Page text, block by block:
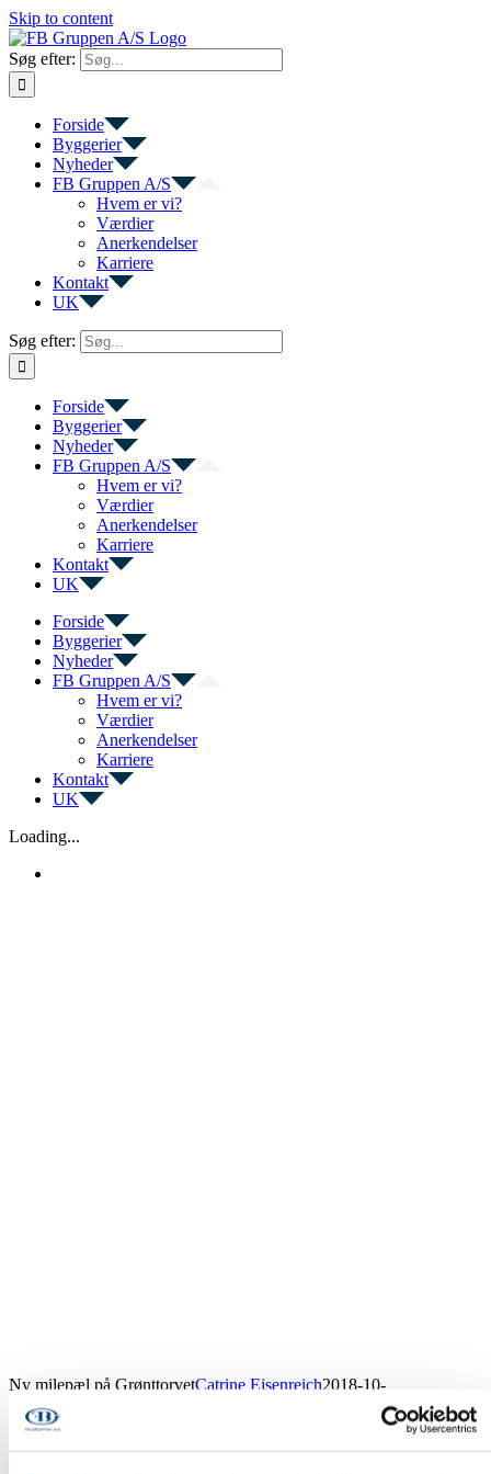
Skip to content
Søg efter:
Forside
Byggerier
Nyheder
FB Gruppen A/S
Hvem er vi?
Værdier
Anerkendelser
Karriere
Kontakt
UK
Søg efter:
Forside
Byggerier
Nyheder
FB Gruppen A/S
Hvem er vi?
Værdier
Anerkendelser
Karriere
Kontakt
UK
Forside
Byggerier
Nyheder
FB Gruppen A/S
Hvem er vi?
Værdier
Anerkendelser
Karriere
Kontakt
UK
Loading...
Ny milepæl på GrønttorvetCatrine Eisenreich2018-10-
15T14:28:58+00:00